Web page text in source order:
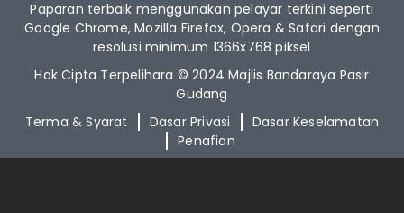
Paparan terbaik menggunakan pelayar terkini seperti
Google Chrome, Mozilla Firefox, Opera & Safari dengan
resolusi minimum 1366x768 piksel
Hak Cipta Terpelihara © 2024 Majlis Bandaraya Pasir
Gudang
Terma & Syarat
Dasar Privasi
Dasar Keselamatan
Penafian